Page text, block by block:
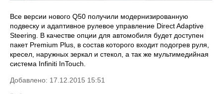
Все версии нового Q50 получили модернизированную
подвеску и адаптивное рулевое управление Direct Adaptive
Steering. В качестве опции для автомобиля будет доступен
пакет Premium Plus, в состав которого входит подогрев руля,
кресел, наружных зеркал и стекол, а так же мультимедийная
система Infiniti InTouch.
Добавлено: 17.12.2015 15:51